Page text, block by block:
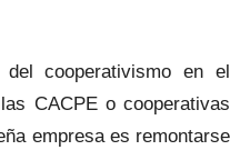
del cooperativismo en el
CACPE o cooperativas
empresa es remontarse